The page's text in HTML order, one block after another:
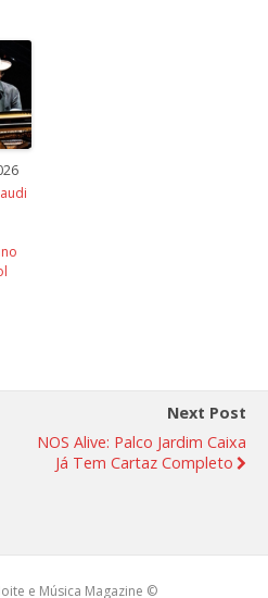
Next Post
NOS Alive: Palco Jardim Caixa
Já Tem Cartaz Completo
e Música Magazine ©